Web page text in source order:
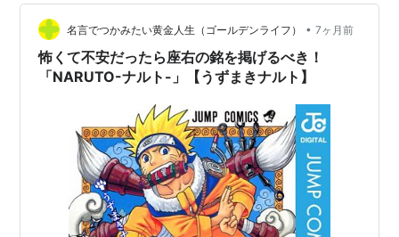
い！！！」 うわああ。 ガイ先生好きだあああ。 昔は熱
血キャラは苦手だったはずなのに。 熱血キャラって、子
どもは嫌いじゃないですか？ 「暑苦しい！」 「それより
もクールな方がかっこい…
名言でつかみたい黄金人生（ゴールデンライフ） • 7ヶ月前
怖くて不安だったら座右の銘を掲げるべき！
「NARUTO-ナルト-」【うずまきナルト】